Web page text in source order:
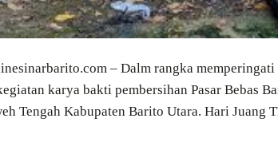
– Dalm rangka
karya bakti pembersihan Pasar Bebas
Tengah Kabupaten Barito Utara. Hari Juang